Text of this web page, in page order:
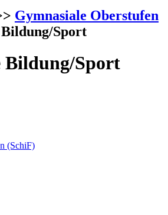
Gymnasiale Oberstufen
Sport
Bildung/Sport
(SchiF)